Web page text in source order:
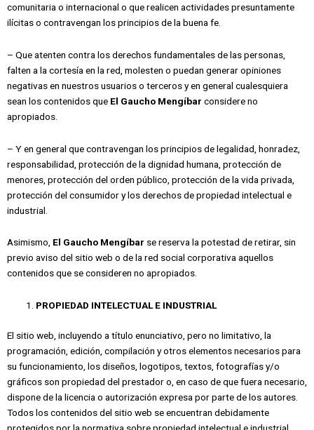
comunitaria o internacional o que realicen actividades presuntamente
ilícitas o contravengan los principios de la buena fe.
– Que atenten contra los derechos fundamentales de las personas,
falten a la cortesía en la red, molesten o puedan generar opiniones
negativas en nuestros usuarios o terceros y en general cualesquiera
sean los contenidos que El Gaucho Mengíbar considere no
apropiados.
– Y en general que contravengan los principios de legalidad, honradez,
responsabilidad, protección de la dignidad humana, protección de
menores, protección del orden público, protección de la vida privada,
protección del consumidor y los derechos de propiedad intelectual e
industrial.
Asimismo, El Gaucho Mengíbar se reserva la potestad de retirar, sin
previo aviso del sitio web o de la red social corporativa aquellos
contenidos que se consideren no apropiados.
PROPIEDAD INTELECTUAL E INDUSTRIAL
El sitio web, incluyendo a título enunciativo, pero no limitativo, la
programación, edición, compilación y otros elementos necesarios para
su funcionamiento, los diseños, logotipos, textos, fotografías y/o
gráficos son propiedad del prestador o, en caso de que fuera necesario,
dispone de la licencia o autorización expresa por parte de los autores.
Todos los contenidos del sitio web se encuentran debidamente